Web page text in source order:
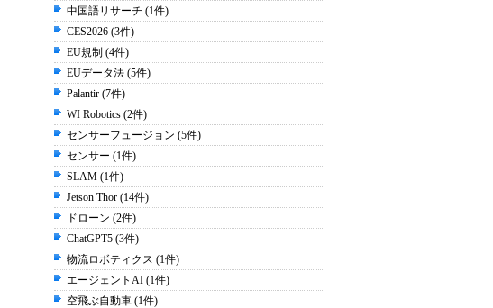
中国語リサーチ (1件)
CES2026 (3件)
EU規制 (4件)
EUデータ法 (5件)
Palantir (7件)
WI Robotics (2件)
センサーフュージョン (5件)
センサー (1件)
SLAM (1件)
Jetson Thor (14件)
ドローン (2件)
ChatGPT5 (3件)
物流ロボティクス (1件)
エージェントAI (1件)
空飛ぶ自動車 (1件)